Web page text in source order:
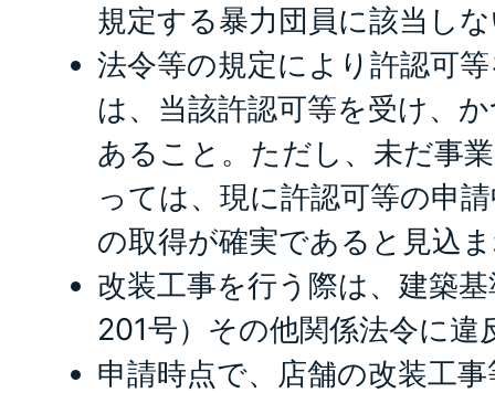
規定する暴力団員に該当し
法令等の規定により許認可
は、当該許認可等を受け、
あること。ただし、未だ事
っては、現に許認可等の申
の取得が確実であると見込
改装工事を行う際は、建築
201号）その他関係法令に違
申請時点で、店舗の改装工